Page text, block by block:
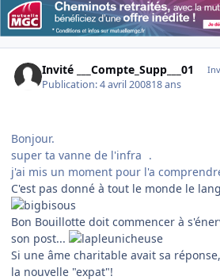
Invité ___Compte_Supp___01
Publication:4 avril 200818 ans
Bonjour.
super ta vanne de l'infra .
j'ai mis un moment pour l'a
C'est pas donné à tout le monde le
Bon Bouillotte doit commencer à
son post...
Si une âme charitable avait sa
la nouvelle "expat"!